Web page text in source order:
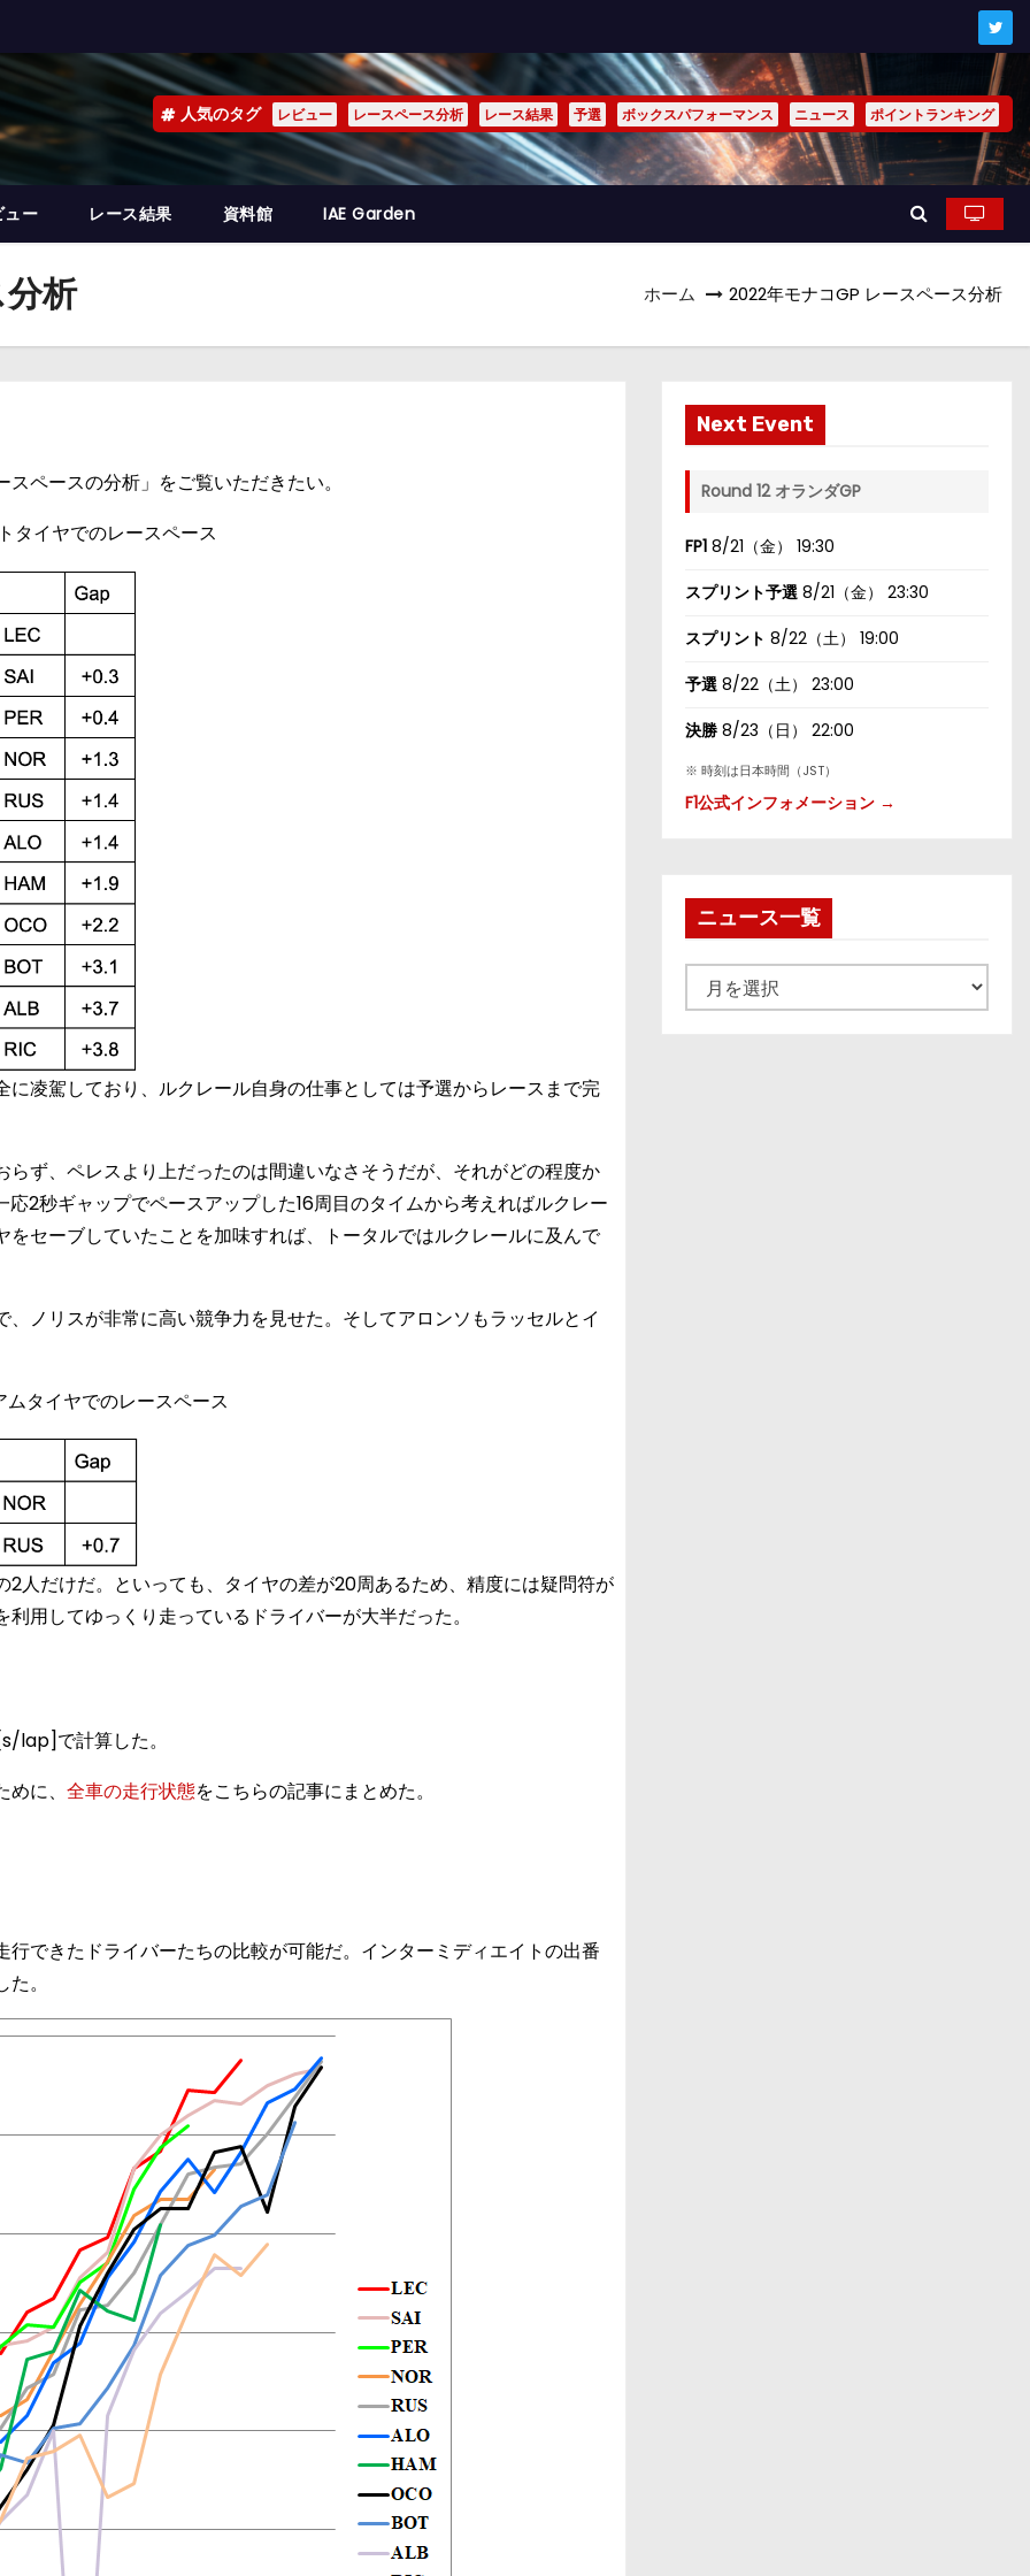
人気のタグ レビュー レースペース分析 レース結果 予選 ボックスパフォーマンス ニュース ポイントランキング
ュー レース結果 資料館 IAE Garden
析 ホーム 2022年モナコGP レースペース分析
ペースの分析」をご覧いただきたい。
タイヤでのレースペース
凌駕しており、ルクレール自身の仕事としては予選からレースまで完
ず、ペレスより上だったのは間違いなさそうだが、それがどの程度か
2秒ギャップでペースアップした16周目のタイムから考えればルクレー
セーブしていたことを加味すれば、トータルではルクレールに及んで
ノリスが非常に高い競争力を見せた。そしてアロンソもラッセルとイ
ムタイヤでのレースペース
人だけだ。といっても、タイヤの差が20周あるため、精度には疑問符が
用してゆっくり走っているドライバーが大半だった。
lap]で計算した。
に、 全車の走行状態をこちらの記事にまとめた。
できたドライバーたちの比較が可能だ。インターミディエイトの出番
。
Next Event
Round 12 オランダGP
FP1 8/21（金） 19:30
スプリント予選 8/21（金） 23:30
スプリント 8/22（土） 19:00
予選 8/22（土） 23:00
決勝 8/23（日） 22:00
※ 時刻は日本時間（JST）
F1公式インフォメーション →
ニュース一覧
ュ